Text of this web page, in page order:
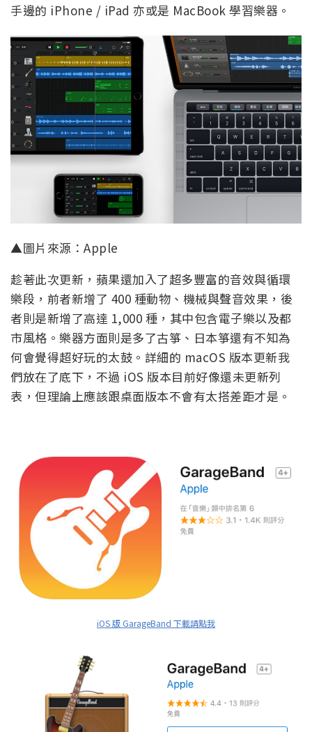
手邊的 iPhone / iPad 亦或是 MacBook 學習樂器。
▲圖片來源：Apple
趁著此次更新，蘋果還加入了超多豐富的音效與循環
樂段，前者新增了 400 種動物、機械與聲音效果，後
者則是新增了高達 1,000 種，其中包含電子樂以及都
市風格。樂器方面則是多了古箏、日本箏還有不知為
何會覺得超好玩的太鼓。詳細的 macOS 版本更新我
們放在了底下，不過 iOS 版本目前好像還未更新列
表，但理論上應該跟桌面版本不會有太搭差距才是。
iOS 版 GarageBand 下載請點我